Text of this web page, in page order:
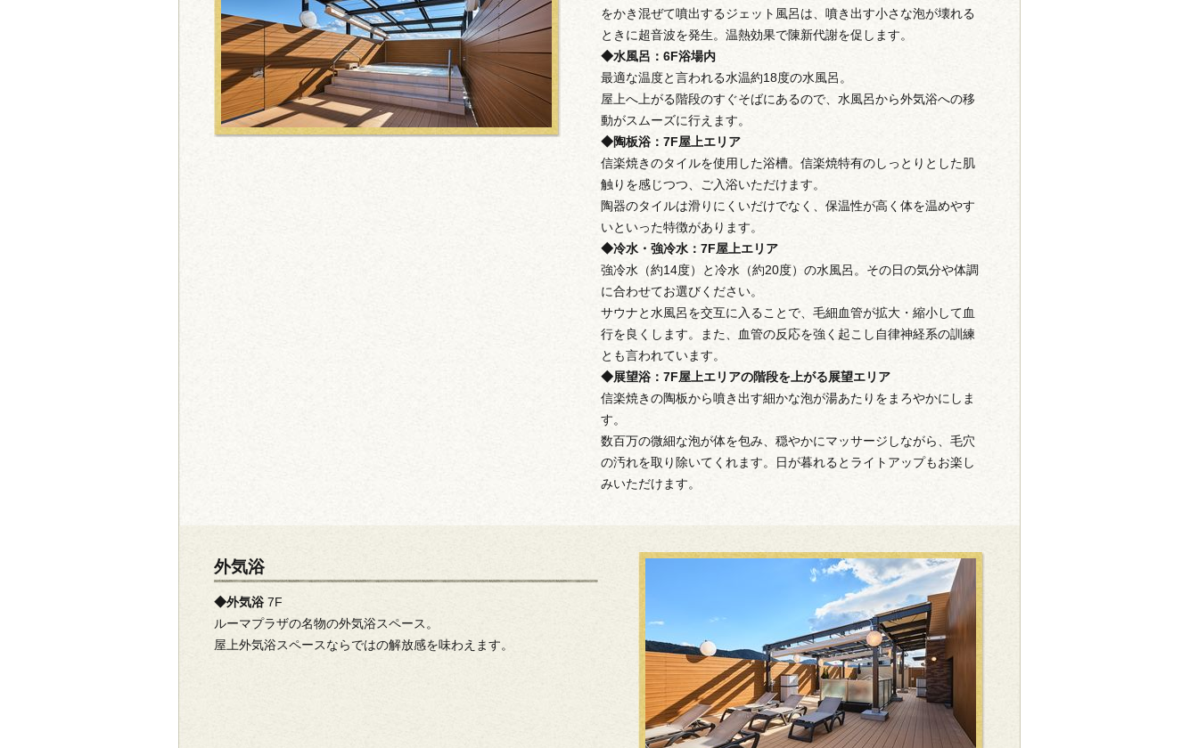
をかき混ぜて噴出するジェット風呂は、噴き出す小さな泡が壊れる
ときに超音波を発生。温熱効果で陳新代謝を促します。
◆水風呂：6F浴場内
最適な温度と言われる水温約18度の水風呂。
屋上へ上がる階段のすぐそばにあるので、水風呂から外気浴への移
動がスムーズに行えます。
◆陶板浴：7F屋上エリア
信楽焼きのタイルを使用した浴槽。信楽焼特有のしっとりとした肌
触りを感じつつ、ご入浴いただけます。
陶器のタイルは滑りにくいだけでなく、保温性が高く体を温めやす
いといった特徴があります。
◆冷水・強冷水：7F屋上エリア
強冷水（約14度）と冷水（約20度）の水風呂。その日の気分や体調
に合わせてお選びください。
サウナと水風呂を交互に入ることで、毛細血管が拡大・縮小して血
行を良くします。また、血管の反応を強く起こし自律神経系の訓練
とも言われています。
◆展望浴：7F屋上エリアの階段を上がる展望エリア
信楽焼きの陶板から噴き出す細かな泡が湯あたりをまろやかにしま
す。
数百万の微細な泡が体を包み、穏やかにマッサージしながら、毛穴
の汚れを取り除いてくれます。日が暮れるとライトアップもお楽し
みいただけます。
外気浴
◆外気浴7F
ルーマプラザの名物の外気浴スペース。
屋上外気浴スペースならではの解放感を味わえます。